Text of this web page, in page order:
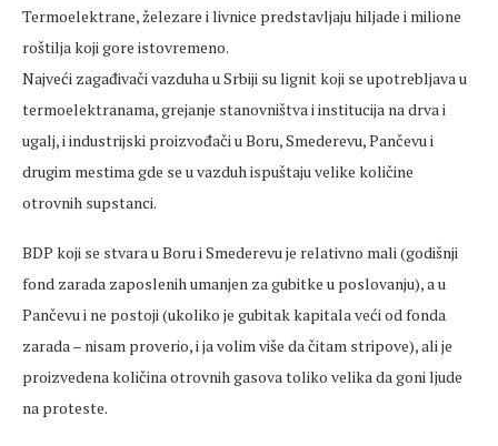
Termoelektrane, železare i livnice predstavljaju hiljade i milione
roštilja koji gore istovremeno.
Najveći zagađivači vazduha u Srbiji su lignit koji se upotrebljava u
termoelektranama, grejanje stanovništva i institucija na drva i
ugalj, i industrijski proizvođači u Boru, Smederevu, Pančevu i
drugim mestima gde se u vazduh ispuštaju velike količine
otrovnih supstanci.
BDP koji se stvara u Boru i Smederevu je relativno mali (godišnji
fond zarada zaposlenih umanjen za gubitke u poslovanju), a u
Pančevu i ne postoji (ukoliko je gubitak kapitala veći od fonda
zarada – nisam proverio, i ja volim više da čitam stripove), ali je
proizvedena količina otrovnih gasova toliko velika da goni ljude
na proteste.